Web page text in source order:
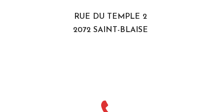
RUE DU TEMPLE 2
2072 SAINT-BLAISE